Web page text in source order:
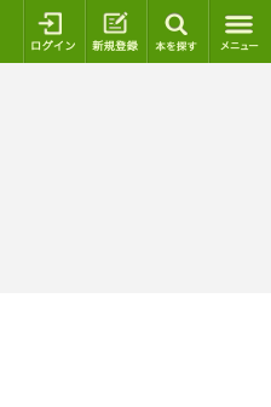
ログイン 新規登録